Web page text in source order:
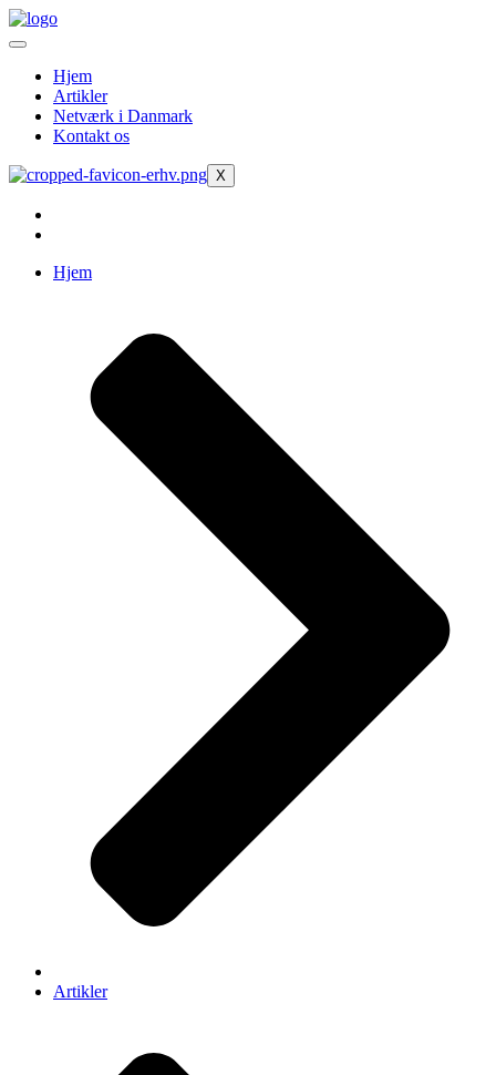
Videre
til
Hjem
Artikler
Netværk i Danmark
Kontakt os
X
Hjem
Artikler